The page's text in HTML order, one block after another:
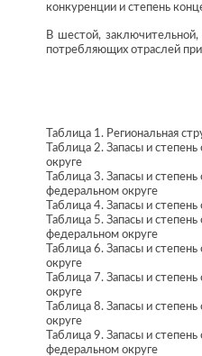
конкуренции и степень
В шестой, заключительной,
потребляющих отраслей
Таблица 1. Региональная
Таблица 2. Запасы и
округе
Таблица 3. Запасы и
федеральном округе
Таблица 4. Запасы и
Таблица 5. Запасы и
федеральном округе
Таблица 6. Запасы и
округе
Таблица 7. Запасы и
округе
Таблица 8. Запасы и
округе
Таблица 9. Запасы и
федеральном округе